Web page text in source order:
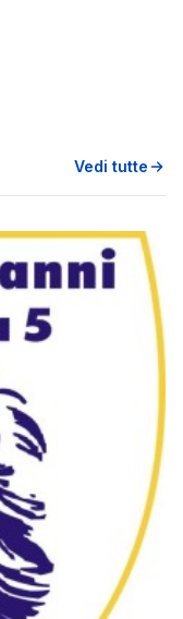
Vedi tutte